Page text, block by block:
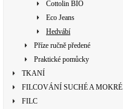
Cottolin BIO
Eco Jeans
Hedvábí
Příze ručně předené
Praktické pomůcky
TKANÍ
FILCOVÁNÍ SUCHÉ A MOKRÉ
FILC